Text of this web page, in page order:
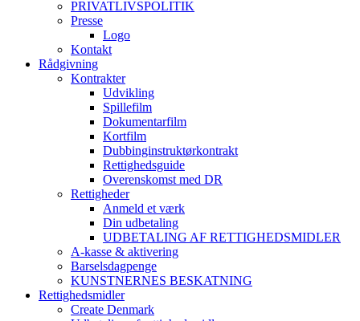
PRIVATLIVSPOLITIK
Presse
Logo
Kontakt
Rådgivning
Kontrakter
Udvikling
Spillefilm
Dokumentarfilm
Kortfilm
Dubbinginstruktørkontrakt
Rettighedsguide
Overenskomst med DR
Rettigheder
Anmeld et værk
Din udbetaling
UDBETALING AF RETTIGHEDSMIDLER
A-kasse & aktivering
Barselsdagpenge
KUNSTNERNES BESKATNING
Rettighedsmidler
Create Denmark